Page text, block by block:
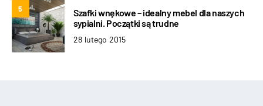
5
Szafki wnękowe – idealny mebel dla naszych
sypialni. Początki są trudne
28 lutego 2015